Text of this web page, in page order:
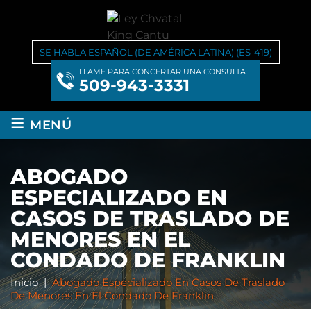
SE HABLA ESPAÑOL (DE AMÉRICA LATINA) (ES-419)
LLAME PARA CONCERTAR UNA CONSULTA
509-943-3331
≡ MENÚ
ABOGADO
ESPECIALIZADO EN
CASOS DE TRASLADO DE
MENORES EN EL
CONDADO DE FRANKLIN
Inicio|Abogado Especializado En Casos De Traslado
De Menores En El Condado De Franklin